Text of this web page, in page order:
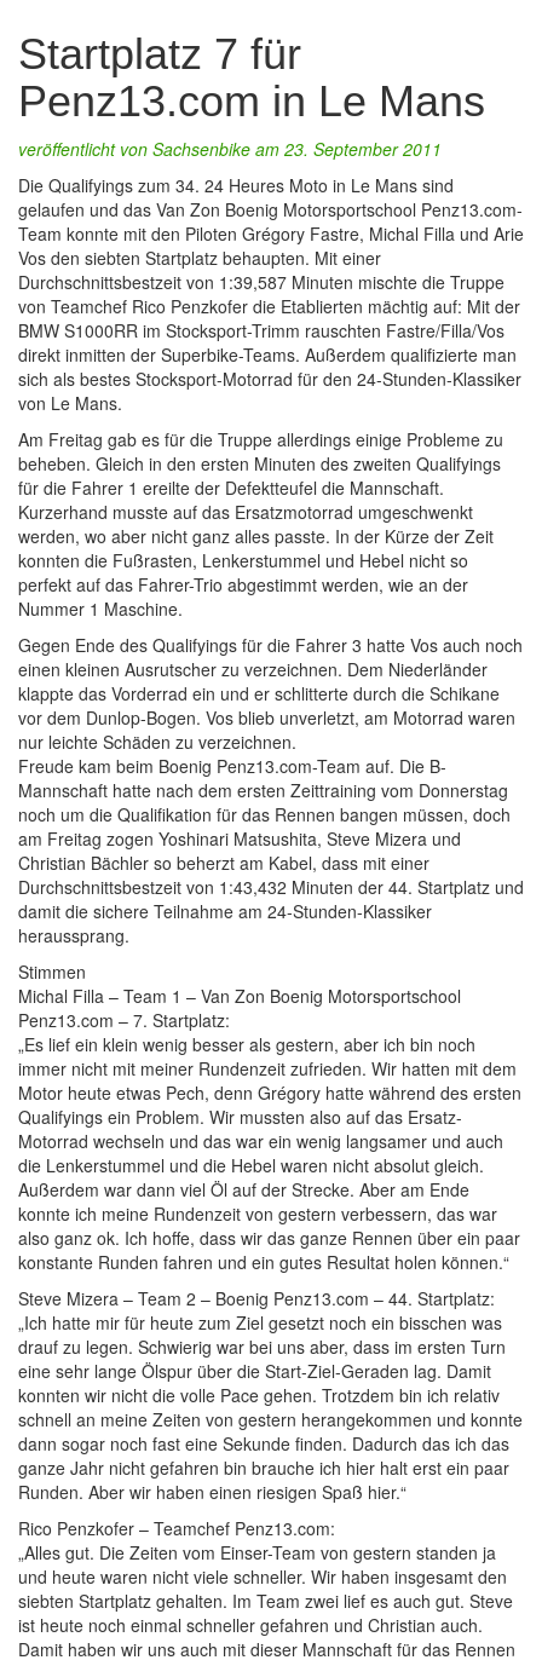
Startplatz 7 für
Penz13.com in Le Mans
veröffentlicht von Sachsenbike am 23. September 2011
Die Qualifyings zum 34. 24 Heures Moto in Le Mans sind
gelaufen und das Van Zon Boenig Motorsportschool Penz13.com-
Team konnte mit den Piloten Grégory Fastre, Michal Filla und Arie
Vos den siebten Startplatz behaupten. Mit einer
Durchschnittsbestzeit von 1:39,587 Minuten mischte die Truppe
von Teamchef Rico Penzkofer die Etablierten mächtig auf: Mit der
BMW S1000RR im Stocksport-Trimm rauschten Fastre/Filla/Vos
direkt inmitten der Superbike-Teams. Außerdem qualifizierte man
sich als bestes Stocksport-Motorrad für den 24-Stunden-Klassiker
von Le Mans.
Am Freitag gab es für die Truppe allerdings einige Probleme zu
beheben. Gleich in den ersten Minuten des zweiten Qualifyings
für die Fahrer 1 ereilte der Defektteufel die Mannschaft.
Kurzerhand musste auf das Ersatzmotorrad umgeschwenkt
werden, wo aber nicht ganz alles passte. In der Kürze der Zeit
konnten die Fußrasten, Lenkerstummel und Hebel nicht so
perfekt auf das Fahrer-Trio abgestimmt werden, wie an der
Nummer 1 Maschine.
Gegen Ende des Qualifyings für die Fahrer 3 hatte Vos auch noch
einen kleinen Ausrutscher zu verzeichnen. Dem Niederländer
klappte das Vorderrad ein und er schlitterte durch die Schikane
vor dem Dunlop-Bogen. Vos blieb unverletzt, am Motorrad waren
nur leichte Schäden zu verzeichnen.
Freude kam beim Boenig Penz13.com-Team auf. Die B-
Mannschaft hatte nach dem ersten Zeittraining vom Donnerstag
noch um die Qualifikation für das Rennen bangen müssen, doch
am Freitag zogen Yoshinari Matsushita, Steve Mizera und
Christian Bächler so beherzt am Kabel, dass mit einer
Durchschnittsbestzeit von 1:43,432 Minuten der 44. Startplatz und
damit die sichere Teilnahme am 24-Stunden-Klassiker
heraussprang.
Stimmen
Michal Filla – Team 1 – Van Zon Boenig Motorsportschool
Penz13.com – 7. Startplatz:
„Es lief ein klein wenig besser als gestern, aber ich bin noch
immer nicht mit meiner Rundenzeit zufrieden. Wir hatten mit dem
Motor heute etwas Pech, denn Grégory hatte während des ersten
Qualifyings ein Problem. Wir mussten also auf das Ersatz-
Motorrad wechseln und das war ein wenig langsamer und auch
die Lenkerstummel und die Hebel waren nicht absolut gleich.
Außerdem war dann viel Öl auf der Strecke. Aber am Ende
konnte ich meine Rundenzeit von gestern verbessern, das war
also ganz ok. Ich hoffe, dass wir das ganze Rennen über ein paar
konstante Runden fahren und ein gutes Resultat holen können.“
Steve Mizera – Team 2 – Boenig Penz13.com – 44. Startplatz:
„Ich hatte mir für heute zum Ziel gesetzt noch ein bisschen was
drauf zu legen. Schwierig war bei uns aber, dass im ersten Turn
eine sehr lange Ölspur über die Start-Ziel-Geraden lag. Damit
konnten wir nicht die volle Pace gehen. Trotzdem bin ich relativ
schnell an meine Zeiten von gestern herangekommen und konnte
dann sogar noch fast eine Sekunde finden. Dadurch das ich das
ganze Jahr nicht gefahren bin brauche ich hier halt erst ein paar
Runden. Aber wir haben einen riesigen Spaß hier.“
Rico Penzkofer – Teamchef Penz13.com:
„Alles gut. Die Zeiten vom Einser-Team von gestern standen ja
und heute waren nicht viele schneller. Wir haben insgesamt den
siebten Startplatz gehalten. Im Team zwei lief es auch gut. Steve
ist heute noch einmal schneller gefahren und Christian auch.
Damit haben wir uns auch mit dieser Mannschaft für das Rennen